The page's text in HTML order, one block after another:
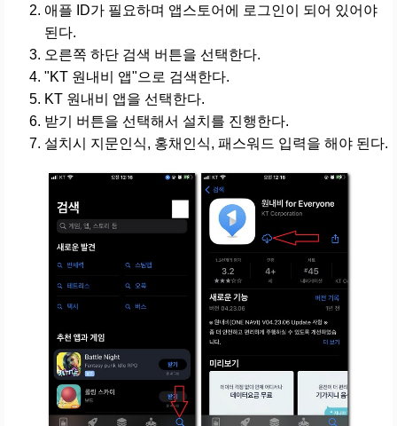
애플 ID가 필요하며 앱스토어에 로그인이 되어 있어야
된다.
오른쪽 하단 검색 버튼을 선택한다.
"KT 원내비 앱"으로 검색한다.
KT 원내비 앱을 선택한다.
받기 버튼을 선택해서 설치를 진행한다.
설치시 지문인식, 홍채인식, 패스워드 입력을 해야 된다.